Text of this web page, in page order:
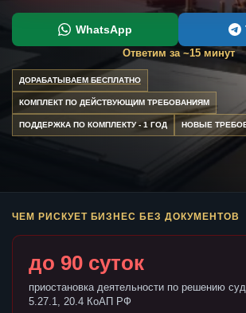
WhatsApp
Ответим за ~15 минут
ДОРАБАТЫВАЕМ БЕСПЛАТНО
КОМПЛЕКТ ПО ДЕЙСТВУЮЩИМ ТРЕБОВАНИЯМ
ПОДДЕРЖКА ПО КОМПЛЕКТУ - 1 ГОД НОВЫЕ
ЧЕМ РИСКУЕТ БИЗНЕС БЕЗ ДОКУМЕНТОВ
до 90 суток
приостановка деятельности по решению
5.27.1, 20.4 КоАП РФ